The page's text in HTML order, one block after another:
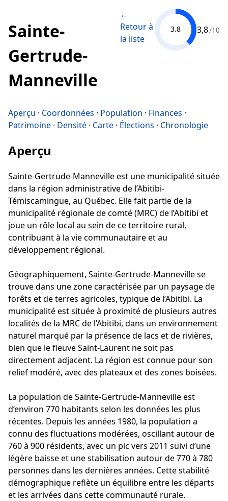
Sainte-
Gertrude-
Manneville
←
Retour à
la liste
3.8 3,8/10
Aperçu · Coordonnées · Population · Finances ·
Patrimoine · Densité · Carte · Élections · Chronologie
Aperçu
Sainte-Gertrude-Manneville est une municipalité située
dans la région administrative de l’Abitibi-
Témiscamingue, au Québec. Elle fait partie de la
municipalité régionale de comté (MRC) de l’Abitibi et
joue un rôle local au sein de ce territoire rural,
contribuant à la vie communautaire et au
développement régional.
Géographiquement, Sainte-Gertrude-Manneville se
trouve dans une zone caractérisée par un paysage de
forêts et de terres agricoles, typique de l’Abitibi. La
municipalité est située à proximité de plusieurs autres
localités de la MRC de l’Abitibi, dans un environnement
naturel marqué par la présence de lacs et de rivières,
bien que le fleuve Saint-Laurent ne soit pas
directement adjacent. La région est connue pour son
relief modéré, avec des plateaux et des zones boisées.
La population de Sainte-Gertrude-Manneville est
d’environ 770 habitants selon les données les plus
récentes. Depuis les années 1980, la population a
connu des fluctuations modérées, oscillant autour de
760 à 900 résidents, avec un pic vers 2011 suivi d’une
légère baisse et une stabilisation autour de 770 à 780
personnes dans les dernières années. Cette stabilité
démographique reflète un équilibre entre les départs
et les arrivées dans cette communauté rurale.